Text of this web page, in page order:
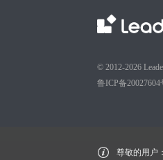
尊敬的用户
© 2012-2026
鲁ICP备20027604